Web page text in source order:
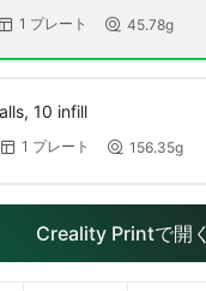
 1 プレート  45.78g
10 infill
 1 プレート  156.35g
Creality Printで開く